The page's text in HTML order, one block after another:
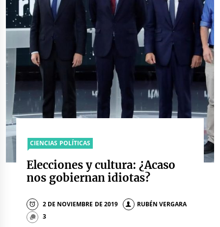
CIENCIAS POLÍTICAS
Elecciones y cultura: ¿Acaso
nos gobiernan idiotas?
2 DE NOVIEMBRE DE 2019
RUBÉN VERGARA
3